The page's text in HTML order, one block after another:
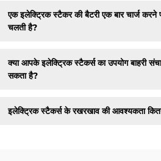
एक इलेक्ट्रिक स्टैकर की बैटरी एक बार चार्ज
चलती है?
क्या आपके इलेक्ट्रिक स्टैकर्स का उपयोग बाहरी
सकता है?
इलेक्ट्रिक स्टैकर्स के रखरखाव की आवश्यकता